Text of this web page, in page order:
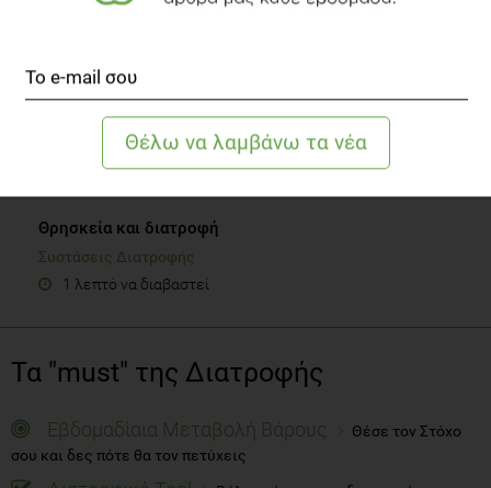
SLIDESHOW
Θρησκεία και διατροφή
Συστάσεις Διατροφής
1 λεπτό να διαβαστεί
Τα "must" της Διατροφής
Εβδομαδίαια Μεταβολή Βάρους
Θέσε τον Στόχο
σου και δες πότε θα τον πετύχεις